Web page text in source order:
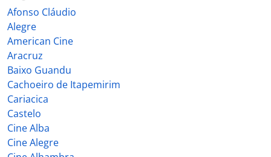
Afonso Cláudio
Alegre
American Cine
Aracruz
Baixo Guandu
Cachoeiro de Itapemirim
Cariacica
Castelo
Cine Alba
Cine Alegre